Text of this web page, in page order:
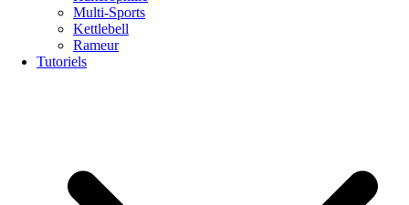
Multi-Sports
Kettlebell
Rameur
Tutoriels